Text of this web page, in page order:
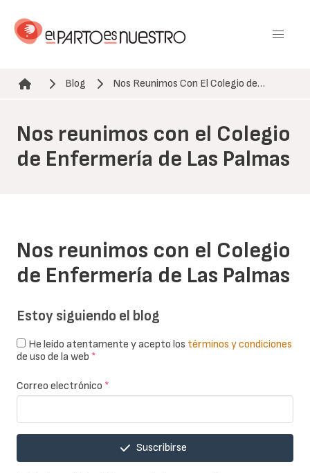
contenido
Ruta de navegación
Blog Nos Reunimos Con El Colegio de…
Nos reunimos con el Colegio
de Enfermería de Las Palmas
Nos reunimos con el Colegio
de Enfermería de Las Palmas
Estoy siguiendo el blog
He leído atentamente y acepto los términos y condiciones
de uso de la web *
Correo electrónico *
Suscribirse